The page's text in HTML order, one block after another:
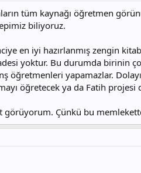
tüm kaynağı öğretmen
biliyoruz.
en iyi hazırlanmış zengin
yoktur. Bu durumda birinin
öğretmenleri yapamazlar.
öğretecek ya da Fatih projesi
görüyorum. Çünkü bu